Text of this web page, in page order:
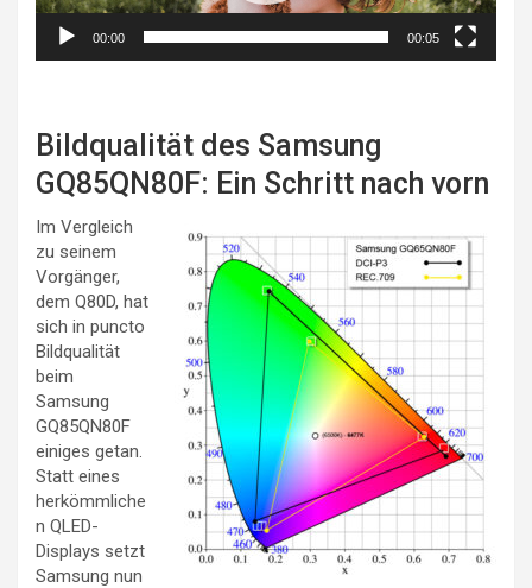
00:00 00:05
Bildqualität des Samsung
GQ85QN80F: Ein Schritt nach vorn
Im Vergleich
zu seinem
Vorgänger,
dem Q80D, hat
sich in puncto
Bildqualität
beim
Samsung
GQ85QN80F
einiges getan.
Statt eines
herkömmliche
n QLED-
Displays setzt
Samsung nun